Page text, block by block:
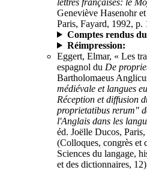
Geneviève Hasenohr
Paris, Fayard, 1992, p.
Comptes rendus
Réimpression:
Eggert, Elmar, « Les
espagnol du De
Bartholomaeus
médiévale et langues
Réception et diffusion
proprietatibus rerum"
l'Anglais dans les
éd. Joëlle Ducos,
(Colloques, congrès et
Sciences du langage,
et des dictionnaires,